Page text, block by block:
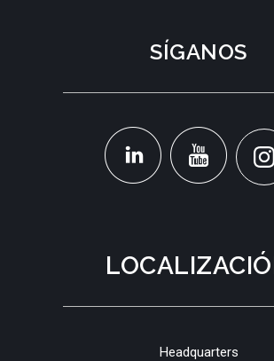
Headquarters
SÍGANOS